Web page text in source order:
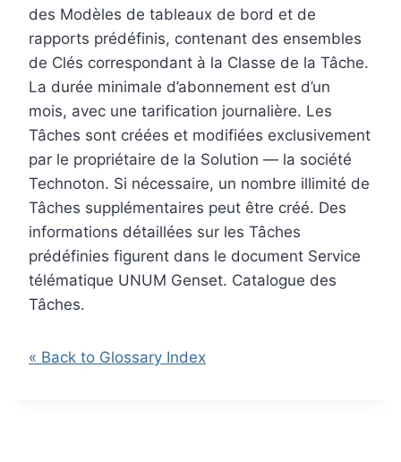
des Modèles de tableaux de bord et de
rapports prédéfinis, contenant des ensembles
de Clés correspondant à la Classe de la Tâche.
La durée minimale d’abonnement est d’un
mois, avec une tarification journalière. Les
Tâches sont créées et modifiées exclusivement
par le propriétaire de la Solution — la société
Technoton. Si nécessaire, un nombre illimité de
Tâches supplémentaires peut être créé. Des
informations détaillées sur les Tâches
prédéfinies figurent dans le document Service
télématique UNUM Genset. Catalogue des
Tâches.
« Back to Glossary Index